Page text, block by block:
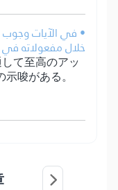
• في الآيات وجوب
خلال مفعولاته
て至高のアッ
唆がある。